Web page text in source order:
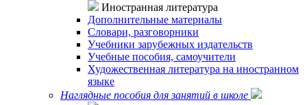
Иностранная литература
Дополнительные материалы
Словари, разговорники
Учебники зарубежных издательств
Учебные пособия, самоучители
Художественная литература на иностранном
языке
Наглядные пособия для занятий в школе